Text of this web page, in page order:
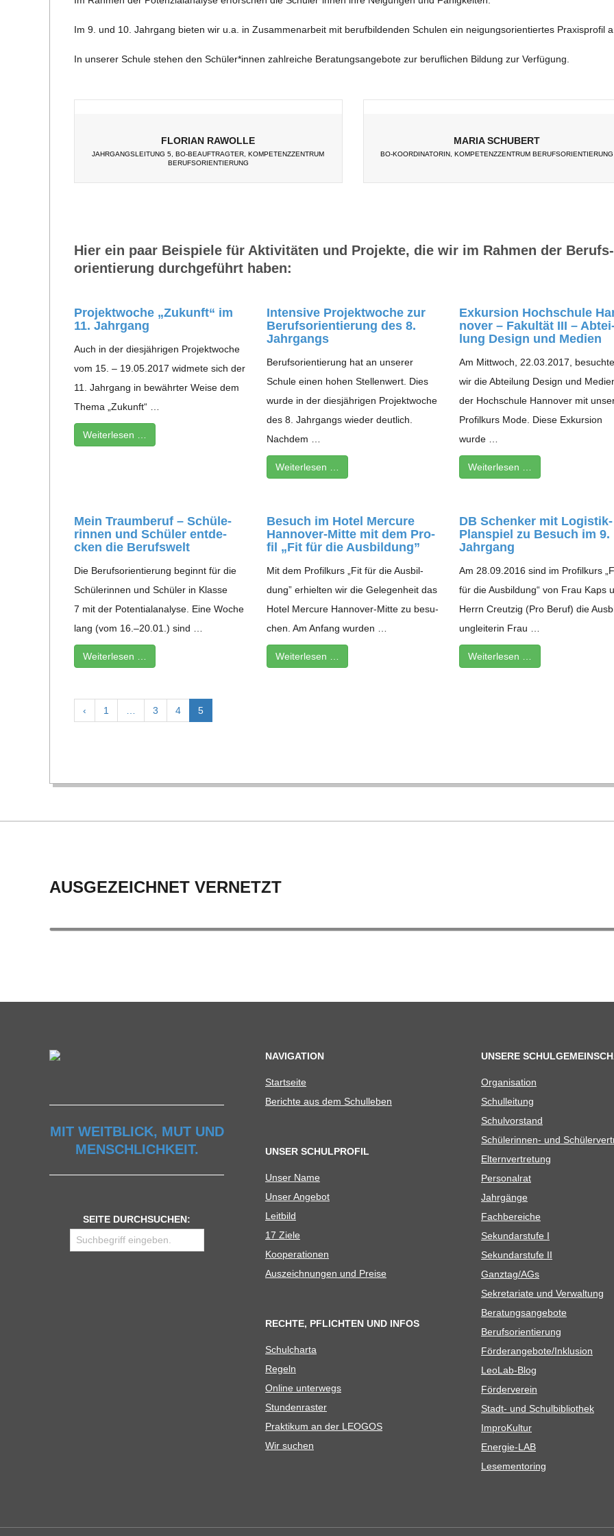
UIm 9. und 10. Jahr­gang bie­ten wir u.a. in Zusam­men­ar­beit mit beruf­bil­d­en­den Schu­len ein nei­gungs­ori­en­tier­tes Pra­xis­pro­fil
In unse­rer Schule ste­hen den Schüler*innen zahl­rei­che Bera­tungs­an­ge­bote zur beruf­li­chen Bil­dung zur Verfügung.
FLO­RIAN RAWOLLE
JAHR­GANGS­LEI­TUNG 5, BO-BEAUF­TRAG­TER, KOM­PE­TENZ­ZEN­TRUM
BERUFSORIENTIERUNG
MARIA SCHU­BERT
BO-KOOR­DI­NA­TO­RIN, KOM­PE­TENZ­ZEN­TRUM BERUFSORIENTIERUNG
Hier ein paar Bei­spiele für Akti­vi­tä­ten und Pro­jekte, die wir im Rah­men der Berufs­
ori­en­tie­rung durch­ge­führt haben:
Pro­jekt­wo­che „Zukunft“ im
11. Jahrgang
Auch in der dies­jäh­ri­gen Pro­jekt­wo­che
vom 15. – 19.05.2017 wid­mete sich der
11. Jahr­gang in bewähr­ter Weise dem
Thema „Zukunft“ …
Wei­ter­le­sen …
Inten­sive Pro­jekt­wo­che zur
Berufs­ori­en­tie­rung des 8.
Jahrgangs
Berufs­ori­en­tie­rung hat an unse­rer
Schule einen hohen Stel­len­wert. Dies
wurde in der dies­jäh­ri­gen Pro­jekt­wo­che
des 8. Jahr­gangs wie­der deut­lich.
Nach­dem …
Wei­ter­le­sen …
Exkur­sion Hoch­schule
no­ver – Fakul­tät III –
lung Design und Medien
Am Mitt­woch, 22.03.2017,
wir die Abtei­lung Design und
der Hoch­schule Han­no­ver mit
Pro­fil­kurs Mode. Diese Exkur­sion
wurde …
Wei­ter­le­sen …
Mein Traum­be­ruf – Schü­le­
rin­nen und Schü­ler ent­de­
cken die Berufswelt
Die Berufs­ori­en­tie­rung beginnt für die
Schü­le­rin­nen und Schü­ler in Klasse
7 mit der Poten­ti­al­ana­lyse. Eine Woche
lang (vom 16.–20.01.) sind …
Wei­ter­le­sen …
Besuch im Hotel Mer­cure
Han­­no­­ver-Mitte mit dem Pro­
fil „Fit für die Ausbildung”
Mit dem Pro­fil­kurs „Fit für die Aus­bil­
dung” erhiel­ten wir die Gele­gen­heit das
Hotel Mer­cure Han­no­ver-Mitte zu besu­
chen. Am Anfang wur­den …
Wei­ter­le­sen …
DB Schen­ker mit Logis­­tik-
Plan­­spiel zu Besuch im 9.
Jahrgang
Am 28.09.2016 sind im Pro­fil­kurs
für die Aus­bil­dung“ von Frau Kaps
Herrn Creut­zig (Pro Beruf) die
un­glei­te­rin Frau …
Wei­ter­le­sen …
‹ 1 3 4 5
AUSGEZEICHNET VERNETZT
MIT WEITBLICK, MUT UND
MENSCHLICHKEIT.
SEITE DURCHSUCHEN:
NAVIGATION
Start­seite
Berichte aus dem Schulleben
UNSER SCHULPROFIL
Unser Name
Unser Ange­bot
Leit­bild
17 Ziele
Koope­ra­tio­nen
Aus­zeich­nun­gen und Preise
RECHTE, PFLICHTEN UND INFOS
Schul­charta
Regeln
Online unter­wegs
Stun­den­ras­ter
Prak­ti­kum an der LEOGOS
Wir suchen
UNSERE
Orga­ni­sa­tion
Schul­lei­tung
Schul­vor­stand
Schü­le­rin­nen- und
Eltern­ver­tre­tung
Per­so­nal­rat
Jahr­gänge
Fach­be­rei­che
Sekun­dar­stufe I
Sekun­dar­stufe II
Ganztag/​​AGs
Sekre­ta­riate und Verwaltung
Bera­tungs­an­ge­bote
Berufs­ori­en­tie­rung
Förderangebote/​​Inklusion
Leo­Lab-Blog
För­der­ver­ein
Stadt- und Schulbibliothek
Impro­Kul­tur
Ener­­gie-LAB
Lese­men­to­ring